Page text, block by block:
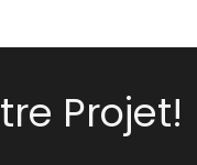
Projet!